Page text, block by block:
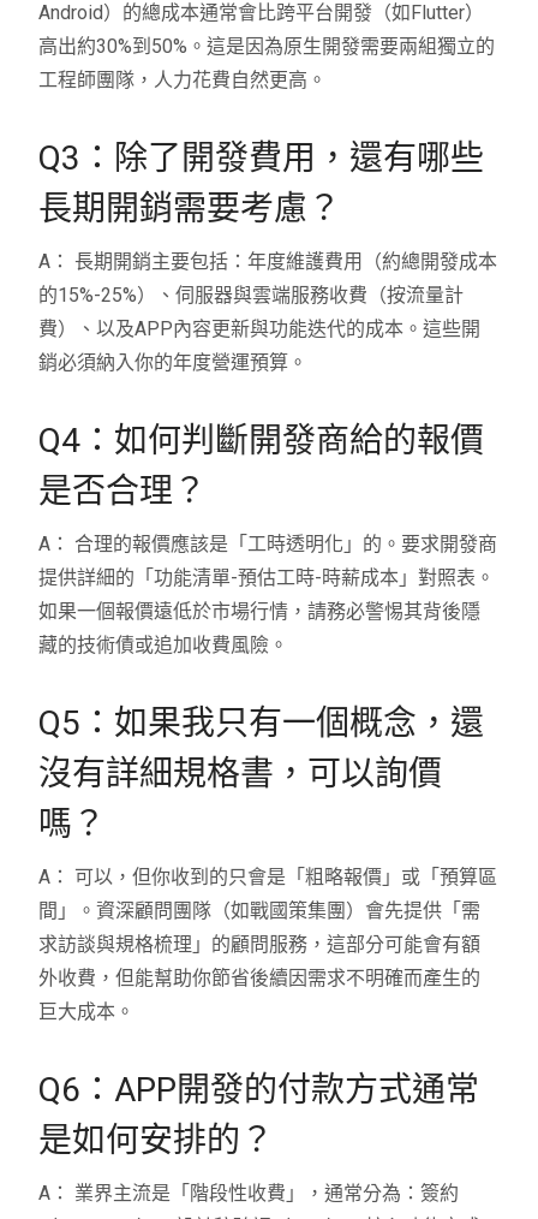
Android）的總成本通常會比跨平台開發（如Flutter）
高出約30%到50%。這是因為原生開發需要兩組獨立的
工程師團隊，人力花費自然更高。
Q3：除了開發費用，還有哪些
長期開銷需要考慮？
A： 長期開銷主要包括：年度維護費用（約總開發成本
的15%-25%）、伺服器與雲端服務收費（按流量計
費）、以及APP內容更新與功能迭代的成本。這些開
銷必須納入你的年度營運預算。
Q4：如何判斷開發商給的報價
是否合理？
A： 合理的報價應該是「工時透明化」的。要求開發商
提供詳細的「功能清單-預估工時-時薪成本」對照表。
如果一個報價遠低於市場行情，請務必警惕其背後隱
藏的技術債或追加收費風險。
Q5：如果我只有一個概念，還
沒有詳細規格書，可以詢價
嗎？
A： 可以，但你收到的只會是「粗略報價」或「預算區
間」。資深顧問團隊（如戰國策集團）會先提供「需
求訪談與規格梳理」的顧問服務，這部分可能會有額
外收費，但能幫助你節省後續因需求不明確而產生的
巨大成本。
Q6：APP開發的付款方式通常
是如何安排的？
A： 業界主流是「階段性收費」，通常分為：簽約